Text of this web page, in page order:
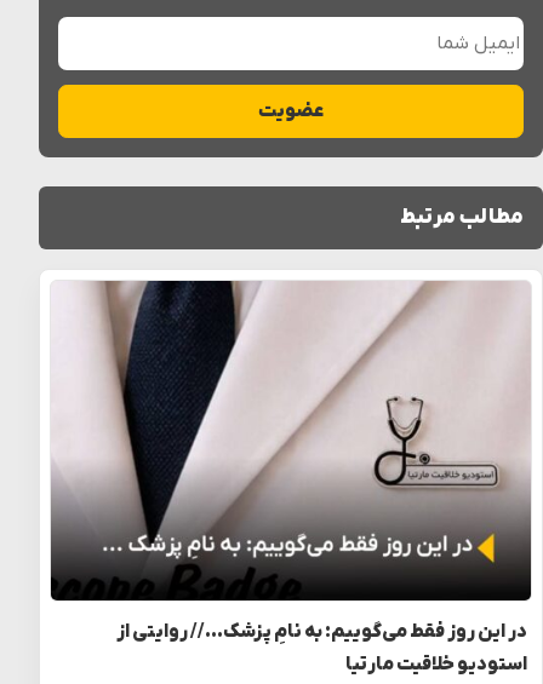
ایمیل شما
عضویت
مطالب مرتبط
در این روز فقط می‌گوییم: به نامِ پزشک… // روایتی از
استودیو خلاقیت مارتیا